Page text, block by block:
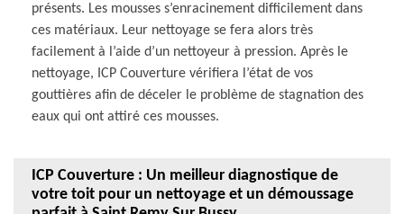
présents. Les mousses s’enracinement difficilement dans
ces matériaux. Leur nettoyage se fera alors très
facilement à l’aide d’un nettoyeur à pression. Après le
nettoyage, ICP Couverture vérifiera l’état de vos
gouttières afin de déceler le problème de stagnation des
eaux qui ont attiré ces mousses.
ICP Couverture : Un meilleur diagnostique de
votre toit pour un nettoyage et un démoussage